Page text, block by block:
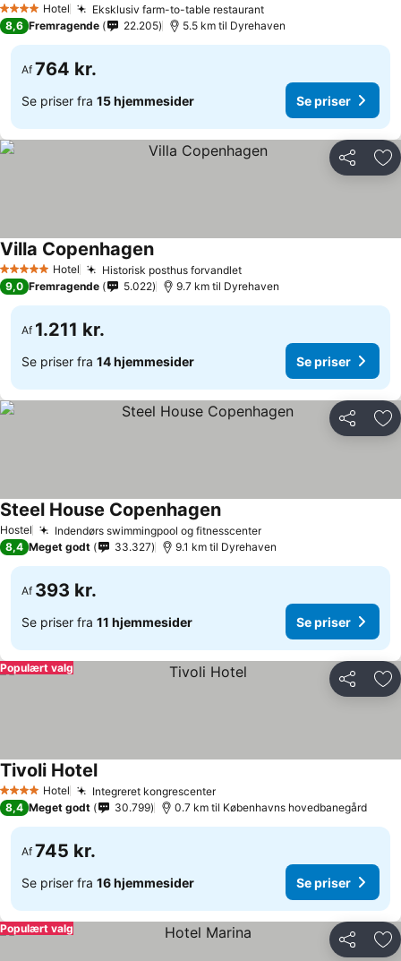
4 StjernerHotel Eksklusiv farm-to-table restaurantSe priser
Se priser
8,6 Fremragende 22.205 5.5 km til Dyrehaven
Af 764 kr.
Se priser fra 15 hjemmesider Se priser
Del
5 Stjerner Hotel Historisk posthus forvandletSe priser
Villa CopenhagenSe priser
9,0 Fremragende 5.022 9.7 km til Dyrehaven
Af 1.211 kr.
Se priser fra 14 hjemmesider Se priser
Del
Hostel Indendørs swimmingpool og fitnesscenterSe priser
Steel House CopenhagenSe priser
8,4 Meget godt 33.327 9.1 km til Dyrehaven
Af 393 kr.
Se priser fra 11 hjemmesider Se priser
Del
Populært valg
4 StjernerHotel Integreret kongrescenterSe priser
Tivoli HotelSe priser
8,4 Meget godt 30.799 0.7 km til Københavns hovedbanegård
Af 745 kr.
Se priser fra 16 hjemmesider Se priser
Del
Populært valg